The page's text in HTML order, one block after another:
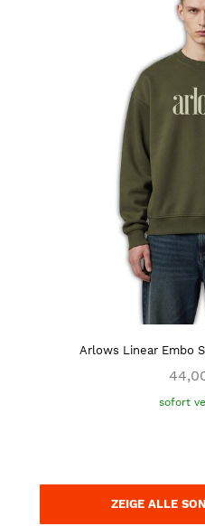
Arlows Linear Embo
sofort
ZEIGE ALLE